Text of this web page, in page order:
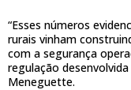
“Esses números
rurais vinham
com a segurança
regulação
Meneguette.